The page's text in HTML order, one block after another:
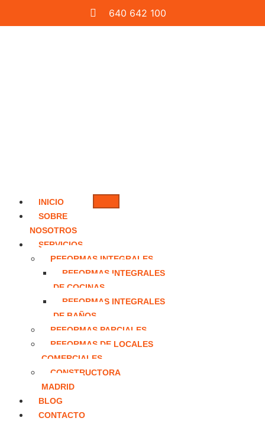
640 642 100
INICIO
SOBRE
NOSOTROS
SERVICIOS
REFORMAS INTEGRALES
REFORMAS INTEGRALES
DE COCINAS
REFORMAS INTEGRALES
DE BAÑOS
REFORMAS PARCIALES
REFORMAS DE LOCALES
COMERCIALES
CONSTRUCTORA
MADRID
BLOG
CONTACTO